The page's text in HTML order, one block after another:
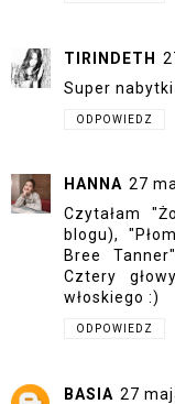
TIRINDETH
Super nabytki
ODPOWIEDZ
HANNA 27
Czytałam
blogu),
Bree
Cztery
włoskiego :)
ODPOWIEDZ
BASIA 27